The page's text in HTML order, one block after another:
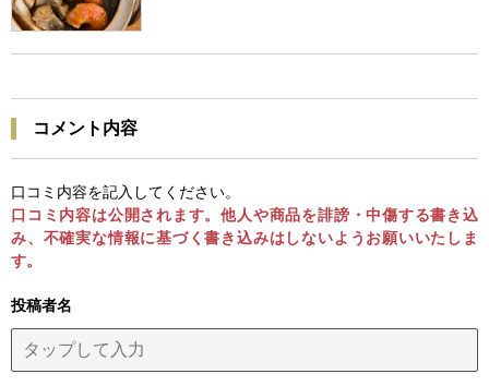
コメント内容
口コミ内容を記入してください。
口コミ内容は公開されます。他人や商品を誹謗・中傷する書き込
み、不確実な情報に基づく書き込みはしないようお願いいたしま
す。
投稿者名